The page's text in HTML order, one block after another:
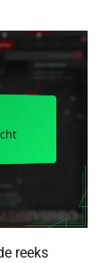
reeks